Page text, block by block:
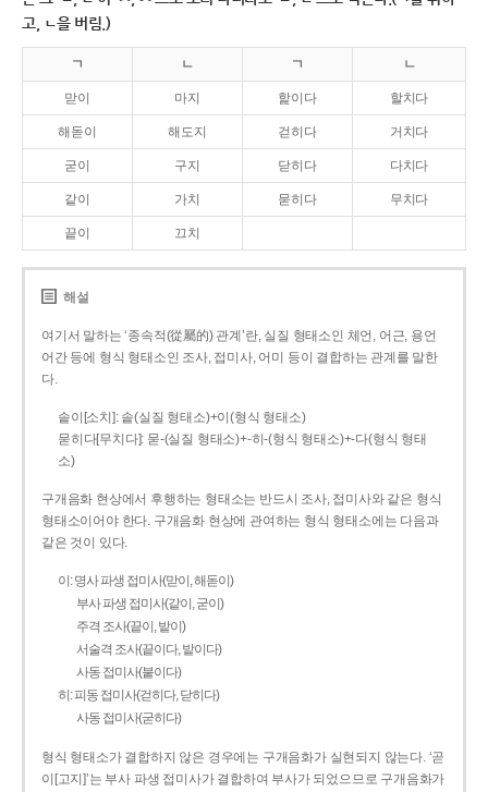
고, ㄴ을 버림.)
ㄱ ㄴ ㄱ ㄴ
맏이 마지 핥이다 할치다
해돋이 해도지 걷히다 거치다
굳이 구지 닫히다 다치다
같이 가치 묻히다 무치다
끝이 끄치
해설
여기서 말하는 ‘종속적(從屬的) 관계’란, 실질 형태소인 체언, 어근, 용언
어간 등에 형식 형태소인 조사, 접미사, 어미 등이 결합하는 관계를 말한
다.
솥이[소치]: 솥(실질 형태소)+이(형식 형태소)
묻히다[무치다]: 묻­-(실질 형태소)+­-히­-(형식 형태소)+-다(형식 형태
소)
구개음화 현상에서 후행하는 형태소는 반드시 조사, 접미사와 같은 형식
형태소이어야 한다. 구개음화 현상에 관여하는 형식 형태소에는 다음과
같은 것이 있다.
이: 명사 파생 접미사(맏이, 해돋이)
부사 파생 접미사(같이, 굳이)
주격 조사(끝이, 밭이)
서술격 조사(끝이다, 밭이다)
사동 접미사(붙이다)
히: 피동 접미사(걷히다, 닫히다)
사동 접미사(굳히다)
형식 형태소가 결합하지 않은 경우에는 구개음화가 실현되지 않는다. ‘곧
이[고지]’는 부사 파생 접미사가 결합하여 부사가 되었으므로 구개음화가